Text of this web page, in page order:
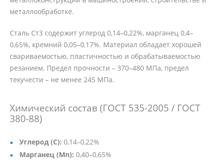
металлообработке.
Сталь Ст3 содержит углерод 0,14–0,22%, марганец 0,4–
0,65%, кремний 0,05–0,17%. Материал обладает хорошей
свариваемостью, пластичностью и обрабатываемостью
резанием. Предел прочности – 370–480 МПа, предел
текучести – не менее 245 МПа.
Химический состав (ГОСТ 535-2005 / ГОСТ
380-88)
Углерод (C): 0,14–0,22%
Марганец (Mn): 0,40–0,65%